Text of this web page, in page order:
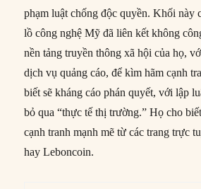
phạm luật chống độc quyền. Khối này
lồ công nghệ Mỹ đã liên kết không
nền tảng truyền thông xã hội của họ,
dịch vụ quảng cáo, để kìm hãm cạnh
biết sẽ kháng cáo phán quyết, với lập
bỏ qua “thực tế thị trường.” Họ cho
cạnh tranh mạnh mẽ từ các trang trực
hay Leboncoin.